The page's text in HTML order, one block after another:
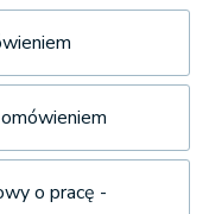
o pracę -